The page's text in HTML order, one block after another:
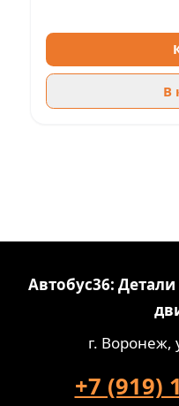
В
Автобус36:
г. Воронеж,
+7 (919)